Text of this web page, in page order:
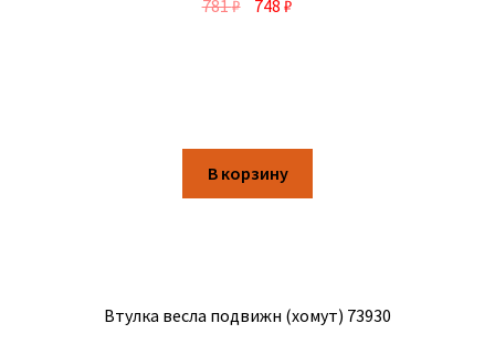
781₽ 748₽
В корзину
Втулка весла подвижн (хомут) 73930